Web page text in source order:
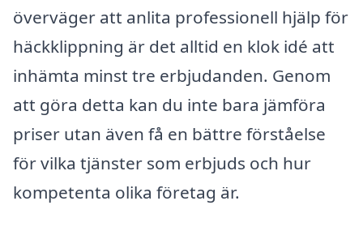
överväger att anlita professionell hjälp för
häckklippning är det alltid en klok idé att
inhämta minst tre erbjudanden. Genom
att göra detta kan du inte bara jämföra
priser utan även få en bättre förståelse
för vilka tjänster som erbjuds och hur
kompetenta olika företag är.